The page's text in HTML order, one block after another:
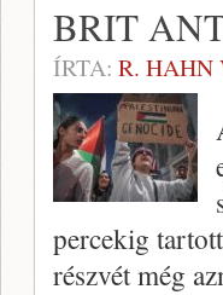
BRIT
ÍRTA: R. HAHN
percekig
részvét még